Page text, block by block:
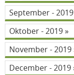
September - 2019
Oktober - 2019
November - 2019
December - 2019